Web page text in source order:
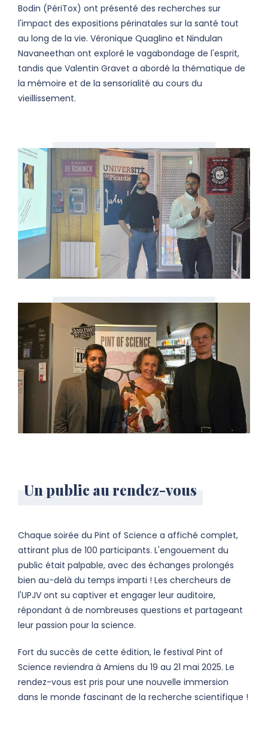
Bodin (PériTox) ont présenté des recherches sur
l'impact des expositions périnatales sur la santé tout
au long de la vie. Véronique Quaglino et Nindulan
Navaneethan ont exploré le vagabondage de l'esprit,
tandis que Valentin Gravet a abordé la thématique de
la mémoire et de la sensorialité au cours du
vieillissement.
Un public au rendez-vous
Chaque soirée du Pint of Science a affiché complet,
attirant plus de 100 participants. L'engouement du
public était palpable, avec des échanges prolongés
bien au-delà du temps imparti ! Les chercheurs de
l'UPJV ont su captiver et engager leur auditoire,
répondant à de nombreuses questions et partageant
leur passion pour la science.
Fort du succès de cette édition, le festival Pint of
Science reviendra à Amiens du 19 au 21 mai 2025. Le
rendez-vous est pris pour une nouvelle immersion
dans le monde fascinant de la recherche scientifique !